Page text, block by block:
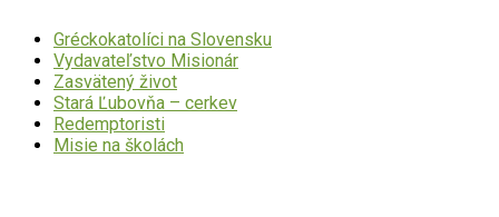
Gréckokatolíci na Slovensku
Vydavateľstvo Misionár
Zasvätený život
Stará Ľubovňa – cerkev
Redemptoristi
Misie na školách